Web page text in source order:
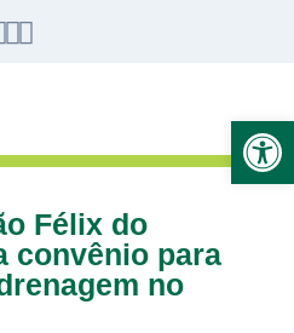
Félix do
convênio para
no